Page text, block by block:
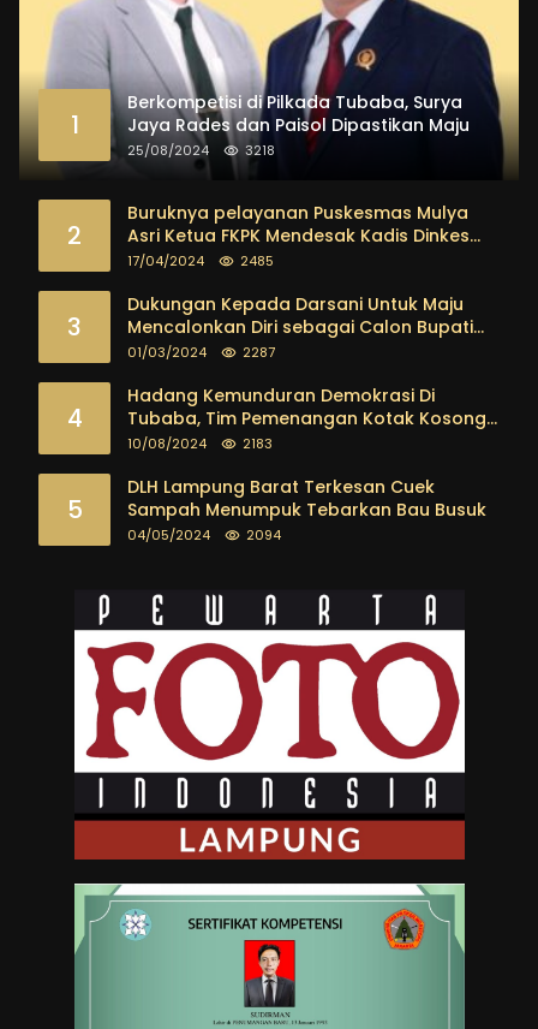
1
Berkompetisi di Pilkada Tubaba, Surya
Jaya Rades dan Paisol Dipastikan Maju
25/08/2024 3218
2
Buruknya pelayanan Puskesmas Mulya
Asri Ketua FKPK Mendesak Kadis Dinkes
Tubaba Ambil Tindakan Tegas
17/04/2024 2485
3
Dukungan Kepada Darsani Untuk Maju
Mencalonkan Diri sebagai Calon Bupati
Tubaba Terus Mengalir Baik Dari
masyarakat
01/03/2024 2287
4
Hadang Kemunduran Demokrasi Di
Tubaba, Tim Pemenangan Kotak Kosong
Segera Dibentuk
10/08/2024 2183
5
DLH Lampung Barat Terkesan Cuek
Sampah Menumpuk Tebarkan Bau Busuk
04/05/2024 2094